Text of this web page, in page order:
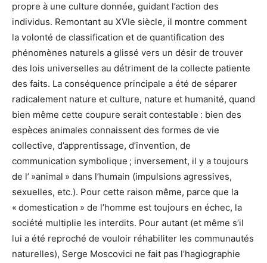
propre à une culture donnée, guidant l’action des
individus. Remontant au XVIe siècle, il montre comment
la volonté de classification et de quantification des
phénomènes naturels a glissé vers un désir de trouver
des lois universelles au détriment de la collecte patiente
des faits. La conséquence principale a été de séparer
radicalement nature et culture, nature et humanité, quand
bien même cette coupure serait contestable : bien des
espèces animales connaissent des formes de vie
collective, d’apprentissage, d’invention, de
communication symbolique ; inversement, il y a toujours
de l’ »animal » dans l’humain (impulsions agressives,
sexuelles, etc.). Pour cette raison même, parce que la
« domestication » de l’homme est toujours en échec, la
société multiplie les interdits. Pour autant (et même s’il
lui a été reproché de vouloir réhabiliter les communautés
naturelles), Serge Moscovici ne fait pas l’hagiographie